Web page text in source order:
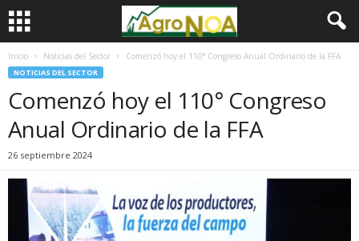
Inicio Noticias del Sector Comenzó hoy el 110° Congreso Anual Ordinario de la FFA
NOTICIAS DEL SECTOR
Comenzó hoy el 110° Congreso
Anual Ordinario de la FFA
26 septiembre 2024